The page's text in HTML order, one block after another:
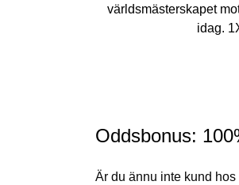
världsmästerskapet
idag.
Oddsbonus:
Är du ännu inte kund